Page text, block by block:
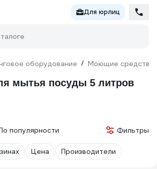
Для юрлиц
оборудование / Моющие средства
мытья посуды 5 литров
популярности Фильтры
Цена Производители